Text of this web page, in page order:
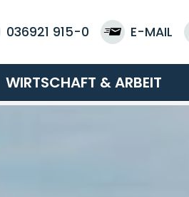
036921 915-0 E-MAIL
WIRTSCHAFT & ARBEIT